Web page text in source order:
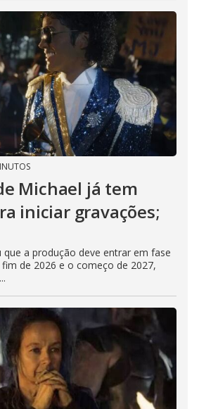
Michael já tem
iniciar gravações;
a produção deve entrar em fase
de 2026 e o começo de 2027,